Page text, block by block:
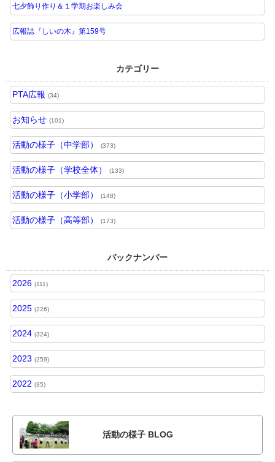
七夕飾り作り＆１学期お楽しみ会
広報誌『しいの木』第159号
カテゴリー
PTA広報 (34)
お知らせ (101)
活動の様子（中学部） (373)
活動の様子（学校全体） (133)
活動の様子（小学部） (148)
活動の様子（高等部） (173)
バックナンバー
2026 (111)
2025 (226)
2024 (324)
2023 (259)
2022 (35)
活動の様子 BLOG